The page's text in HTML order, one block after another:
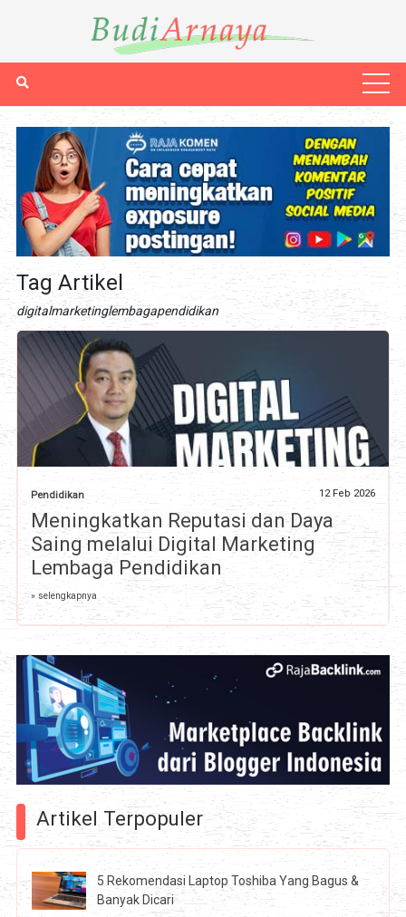
Tag Artikel
digitalmarketinglembagapendidikan
Pendidikan 12 Feb 2026
Meningkatkan Reputasi dan Daya
Saing melalui Digital Marketing
Lembaga Pendidikan
» selengkapnya
Artikel Terpopuler
5 Rekomendasi Laptop Toshiba Yang Bagus &
Banyak Dicari